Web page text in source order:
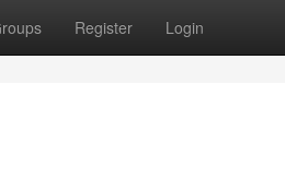
Register Login